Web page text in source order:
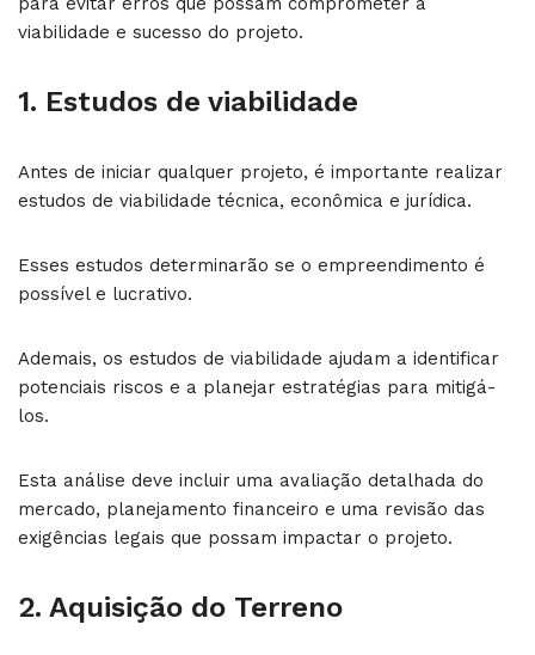
viabilidade e sucesso do projeto.
1. Estudos de viabilidade
Antes de iniciar qualquer projeto, é importante realizar
estudos de viabilidade técnica, econômica e jurídica.
Esses estudos determinarão se o empreendimento é
possível e lucrativo.
Ademais, os estudos de viabilidade ajudam a identificar
potenciais riscos e a planejar estratégias para mitigá-
los.
Esta análise deve incluir uma avaliação detalhada do
mercado, planejamento financeiro e uma revisão das
exigências legais que possam impactar o projeto.
2. Aquisição do Terreno